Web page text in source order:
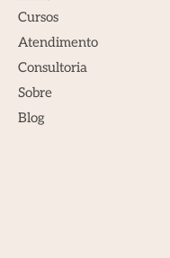
Cursos
Atendimento
Consultoria
Sobre
Blog